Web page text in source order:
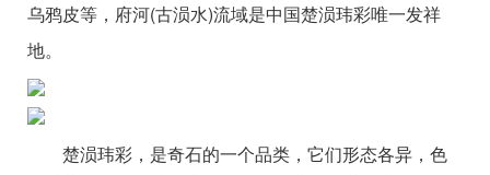
乌鸦皮等，府河(古涢水)流域是中国楚涢玮彩唯一发祥
地。
楚涢玮彩，是奇石的一个品类，它们形态各异，色